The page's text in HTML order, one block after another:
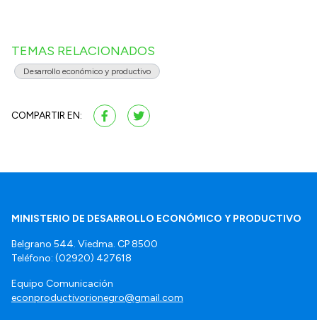
TEMAS RELACIONADOS
Desarrollo económico y productivo
COMPARTIR EN:
MINISTERIO DE DESARROLLO ECONÓMICO Y PRODUCTIVO
Belgrano 544. Viedma. CP 8500
Teléfono: (02920) 427618
Equipo Comunicación
econproductivorionegro@gmail.com